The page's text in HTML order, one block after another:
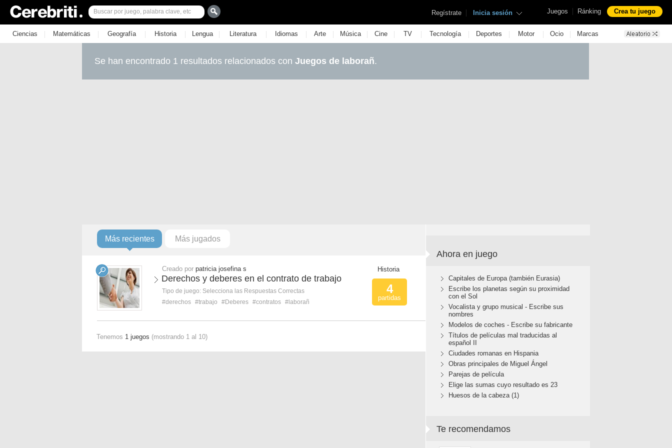
Juegos | Ránking Crea tu juego
Regístrate | Inicia sesión
Ciencias | Matemáticas | Geografía | Historia | Lengua | Literatura | Idiomas | Arte | Música | Cine | TV | Tecnología | Deportes | Motor | Ocio | Marcas
Se han encontrado 1 resultados relacionados con Juegos de laborañ.
Más recientes Más jugados
Creado por patricia josefina s
Derechos y deberes en el contrato de trabajo
Tipo de juego: Selecciona las Respuestas Correctas
#derechos #trabajo #Deberes #contratos #laborañ
Historia
4
partidas
Tenemos 1 juegos (mostrando 1 al 10)
Ahora en juego
Capitales de Europa (también Eurasia)
Escribe los planetas según su proximidad
con el Sol
Vocalista y grupo musical - Escribe sus
nombres
Modelos de coches - Escribe su fabricante
Títulos de películas mal traducidas al
español II
Ciudades romanas en Hispania
Obras principales de Miguel Ángel
Parejas de película
Elige las sumas cuyo resultado es 23
Huesos de la cabeza (1)
Te recomendamos